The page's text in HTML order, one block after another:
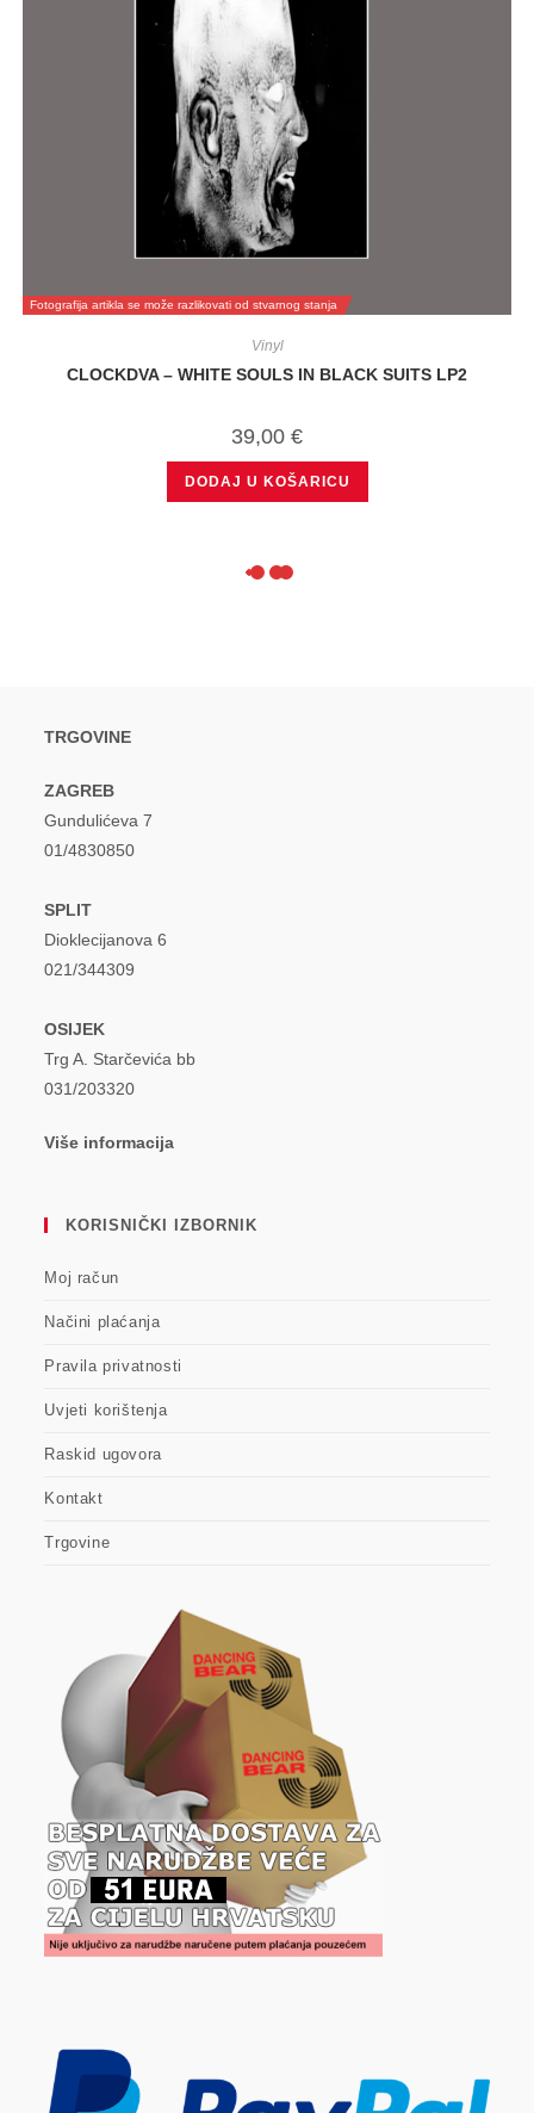
Fotografija artikla se može razlikovati od stvarnog stanja
Vinyl
CLOCKDVA – WHITE SOULS IN BLACK SUITS LP2
39,00 €
DODAJ U KOŠARICU
TRGOVINE
ZAGREB
Gundulićeva 7
01/4830850
SPLIT
Dioklecijanova 6
021/344309
OSIJEK
Trg A. Starčevića bb
031/203320
Više informacija
KORISNIČKI IZBORNIK
Moj račun
Načini plaćanja
Pravila privatnosti
Uvjeti korištenja
Raskid ugovora
Kontakt
Trgovine